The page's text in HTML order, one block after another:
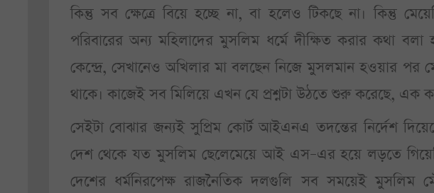
কিন্তু সব ক্ষেত্রে বিয়ে হচ্ছে না, বা হলেও টিকছে না। কিন্তু
পরিবারের অন্য মহিলাদের মুসলিম ধর্মে দীক্ষিত করার কথা বলা
কেন্দ্রে, সেখানেও অখিলার মা বলছেন নিজে মুসলমান হওয়ার
থাকে। কাজেই সব মিলিয়ে এখন যে প্রশ্নটা উঠতে শুরু করেছে, এক
সেইটা বোঝার জন্যই সুপ্রিম কোর্ট আইএনএ তদন্তের নির্দেশ
দেশ থেকে যত মুসলিম ছেলেমেয়ে আই এস–এর হয়ে লড়তে
দেশের ধর্মনিরপেক্ষ রাজনৈতিক দলগুলি সব সময়েই মুসলিম